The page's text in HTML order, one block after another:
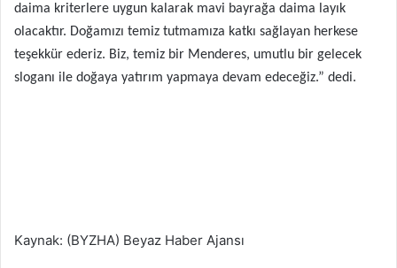
daima kriterlere uygun kalarak mavi bayrağa daima layık
olacaktır. Doğamızı temiz tutmamıza katkı sağlayan herkese
teşekkür ederiz. Biz, temiz bir Menderes, umutlu bir gelecek
sloganı ile doğaya yatırım yapmaya devam edeceğiz.” dedi.
Kaynak: (BYZHA) Beyaz Haber Ajansı